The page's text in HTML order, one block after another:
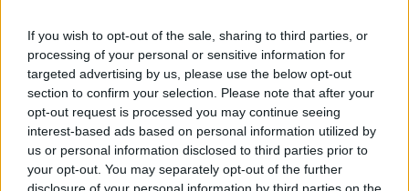
If you wish to opt-out of the sale, sharing to third parties, or
processing of your personal or sensitive information for
targeted advertising by us, please use the below opt-out
section to confirm your selection. Please note that after your
opt-out request is processed you may continue seeing
interest-based ads based on personal information utilized by
us or personal information disclosed to third parties prior to
your opt-out. You may separately opt-out of the further
disclosure of your personal information by third parties on the
Vi Raccomandiamo...
Vinyasa yoga: un flusso armonico di
respirazione e movimento